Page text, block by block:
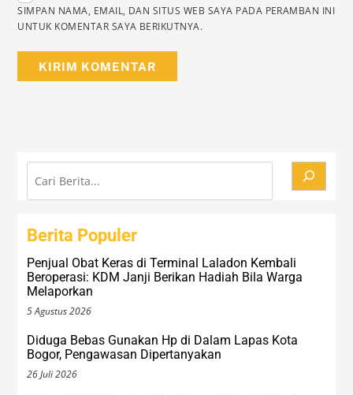
SIMPAN NAMA, EMAIL, DAN SITUS WEB SAYA PADA PERAMBAN INI
UNTUK KOMENTAR SAYA BERIKUTNYA.
Cari
Berita Populer
Penjual Obat Keras di Terminal Laladon Kembali
Beroperasi: KDM Janji Berikan Hadiah Bila Warga
Melaporkan
5 Agustus 2026
Diduga Bebas Gunakan Hp di Dalam Lapas Kota
Bogor, Pengawasan Dipertanyakan
26 Juli 2026